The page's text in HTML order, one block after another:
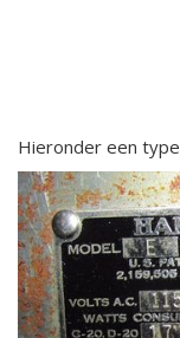
Hieronder een